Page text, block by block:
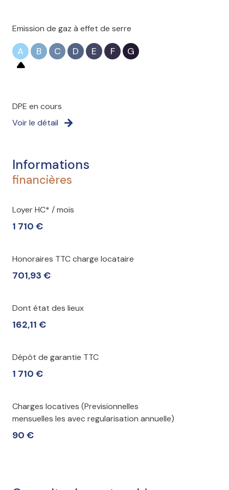
Emission de gaz à effet de serre
A B C D E F G
DPE en cours
Voir le détail
Informations
financières
Loyer HC* / mois
1 710 €
Honoraires TTC charge locataire
701,93 €
Dont état des lieux
162,11 €
Dépôt de garantie TTC
1 710 €
Charges locatives (Previsionnelles
mensuelles les avec regularisation annuelle)
90 €